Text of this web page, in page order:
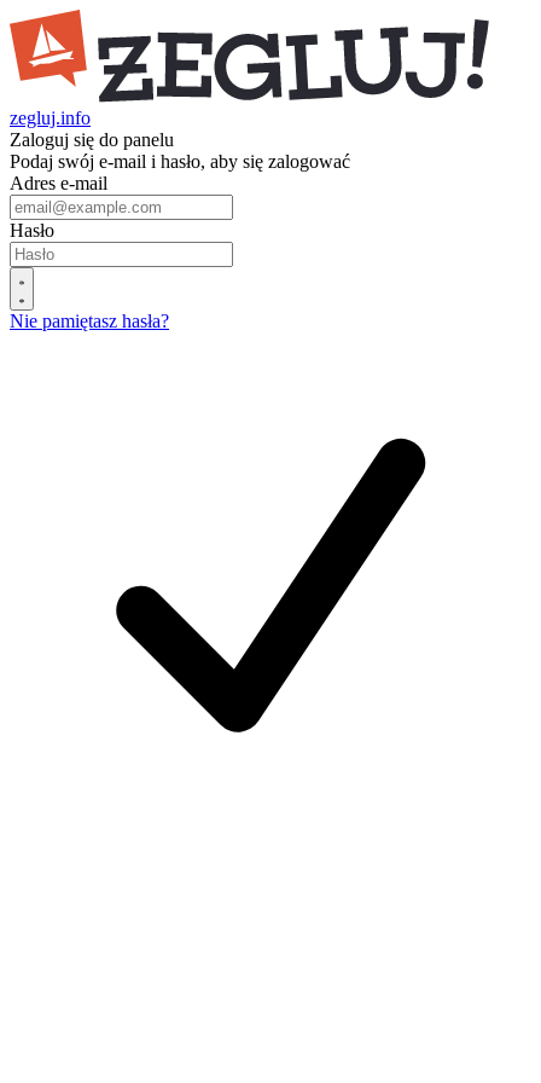
zegluj.info
Zaloguj się do panelu
Podaj swój e-mail i hasło, aby się zalogować
Adres e-mail
Hasło
Nie pamiętasz hasła?